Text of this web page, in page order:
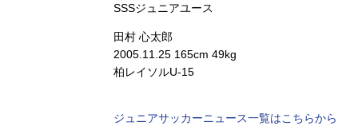
SSSジュニアユース
田村 心太郎
2005.11.25 165cm 49kg
柏レイソルU-15
ジュニアサッカーニュース一覧はこちらから